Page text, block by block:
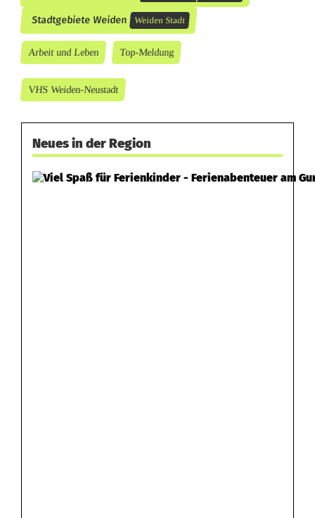
Stadtgebiete Weiden Weiden Stadt
Arbeit und Leben Top-Meldung
VHS Weiden-Neustadt
Neues in der Region